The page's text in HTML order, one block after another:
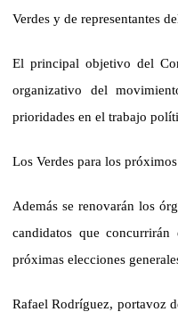
Verdes y de representantes
El principal objetivo del
organizativo del
prioridades en el trabajo
Los Verdes para los
Además se renovarán los
candidatos que
próximas elecciones
Rafael Rodríguez, portavoz